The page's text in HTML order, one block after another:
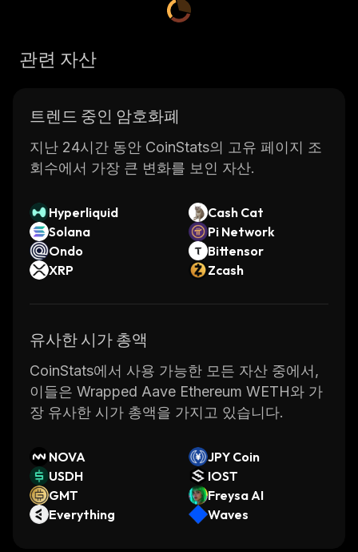
관련 자산
트렌드 중인 암호화폐
지난 24시간 동안 CoinStats의 고유 페이지 조
회수에서 가장 큰 변화를 보인 자산.
Hyperliquid
Cash Cat
Solana
Pi Network
Ondo
Bittensor
XRP
Zcash
유사한 시가 총액
CoinStats에서 사용 가능한 모든 자산 중에서,
이들은 Wrapped Aave Ethereum WETH와 가
장 유사한 시가 총액을 가지고 있습니다.
NOVA
JPY Coin
USDH
IOST
GMT
Freysa AI
Everything
Waves